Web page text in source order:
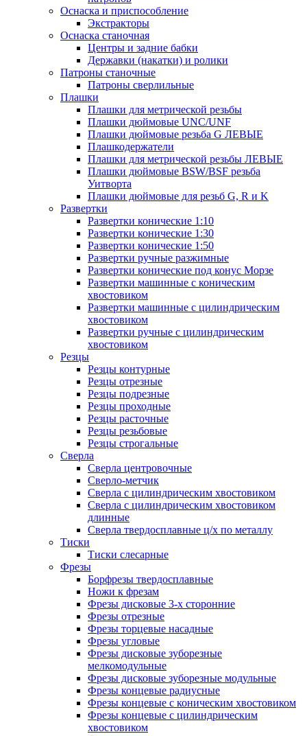
Оснаска и приспособление
Экстракторы
Оснаска станочная
Центры и задние бабки
Державки (накатки) и ролики
Патроны станочные
Патроны сверлильные
Плашки
Плашки для метрической резьбы
Плашки дюймовые UNC/UNF
Плашки дюймовые резьба G ЛЕВЫЕ
Плашкодержатели
Плашки для метрической резьбы ЛЕВЫЕ
Плашки дюймовые BSW/BSF резьба
Уитворта
Плашки дюймовые для резьб G, R и K
Развертки
Развертки конические 1:10
Развертки конические 1:30
Развертки конические 1:50
Развертки ручные разжимные
Развертки конические под конус Морзе
Развертки машинные с коническим
хвостовиком
Развертки машинные с цилиндрическим
хвостовиком
Развертки ручные с цилиндрическим
хвостовиком
Резцы
Резцы контурные
Резцы отрезные
Резцы подрезные
Резцы проходные
Резцы расточные
Резцы резьбовые
Резцы строгальные
Сверла
Сверла центровочные
Сверло-метчик
Сверла с цилиндрическим хвостовиком
Сверла с цилиндрическим хвостовиком
длинные
Сверла твердосплавные ц/х по металлу
Тиски
Тиски слесарные
Фрезы
Борфрезы твердосплавные
Ножи к фрезам
Фрезы дисковые 3-х сторонние
Фрезы отрезные
Фрезы торцевые насадные
Фрезы угловые
Фрезы дисковые зуборезные
мелкомодульные
Фрезы дисковые зуборезные модульные
Фрезы концевые радиусные
Фрезы концевые с коническим хвостовиком
Фрезы концевые с цилиндрическим
хвостовиком